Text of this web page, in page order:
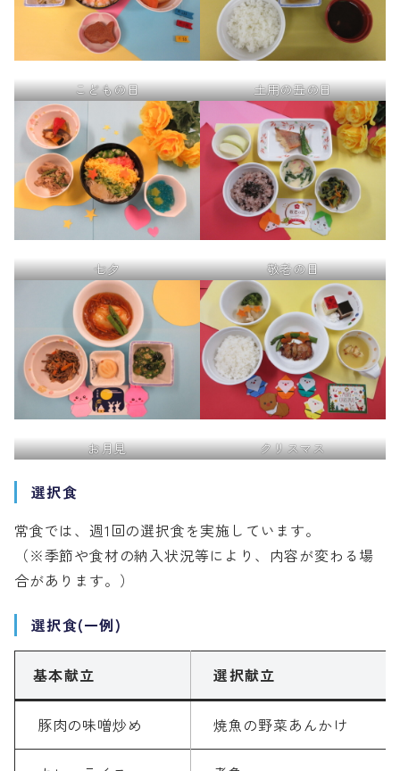
こどもの日 土用の丑の日
七夕 敬老の日
お月見 クリスマス
選択食
常食では、週1回の選択食を実施しています。
（※季節や食材の納入状況等により、内容が変わる場
合があります。）
選択食(一例)
基本献立 選択献立
豚肉の味噌炒め 焼魚の野菜あんかけ